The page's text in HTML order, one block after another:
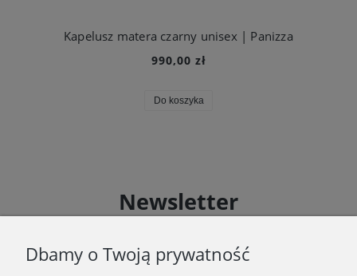
Kapelusz matera czarny unisex | Panizza
990,00 zł
Do koszyka
Newsletter
zgodnie z Regulaminem akcji promocyjnej
Dbamy o Twoją prywatność